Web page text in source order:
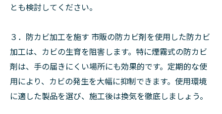
とも検討してください。
３．防カビ加工を施す 市販の防カビ剤を使用した防カビ
加工は、カビの生育を阻害します。特に煙霧式の防カビ
剤は、手の届きにくい場所にも効果的です。定期的な使
用により、カビの発生を大幅に抑制できます。使用環境
に適した製品を選び、施工後は換気を徹底しましょう。